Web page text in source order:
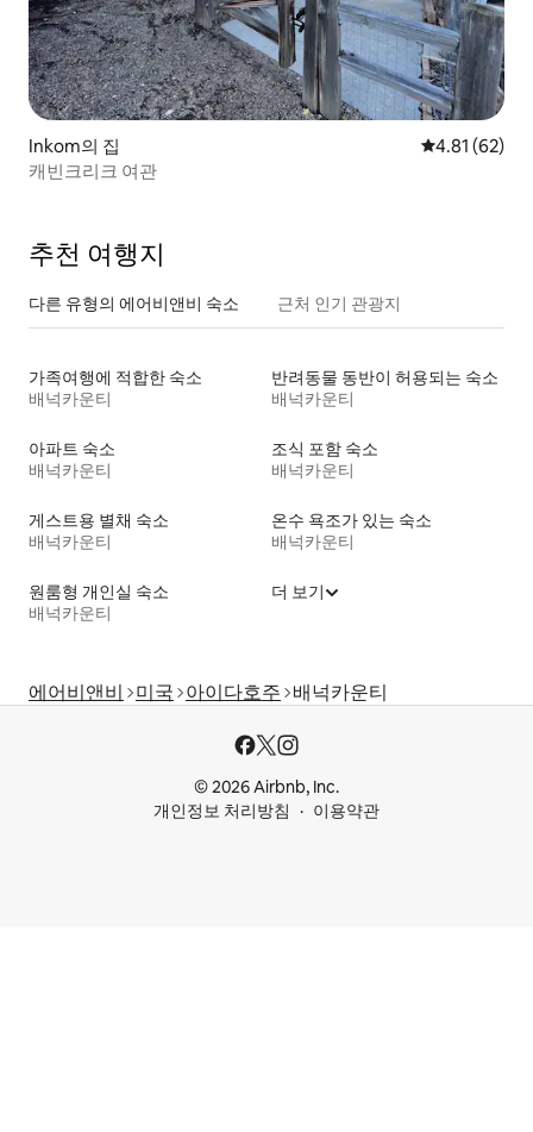
Inkom의 집 평점 4.81점
4.81 (62)
캐빈크리크 여관
추천 여행지
다른 유형의 에어비앤비 숙소 근처 인기 관광지
가족여행에 적합한 숙소
배넉카운티
반려동물 동반이 허용되는 숙소
배넉카운티
아파트 숙소
배넉카운티
조식 포함 숙소
배넉카운티
게스트용 별채 숙소
배넉카운티
온수 욕조가 있는 숙소
배넉카운티
원룸형 개인실 숙소
배넉카운티
더 보기
에어비앤비 미국 아이다호주 배넉카운티
© 2026 Airbnb, Inc.
개인정보 처리방침
이용약관